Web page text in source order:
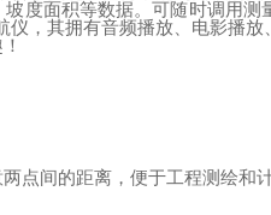
度面积等数据。可随时调用
，其拥有音频播放、电影播放
点间的距离，便于工程测绘和